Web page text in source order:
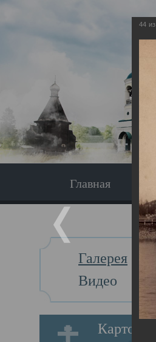
Главная
Галерея
Видео
Картотека
44 из